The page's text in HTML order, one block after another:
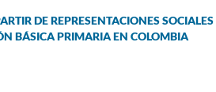
DE REPRESENTACIONES
BÁSICA PRIMARIA EN COLOMBIA